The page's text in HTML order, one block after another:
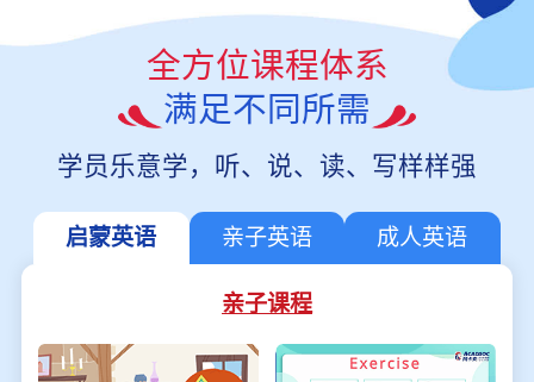
全方位课程体系
满足不同所需
学员乐意学，听、说、读、写样样强
启蒙英语 亲子英语 成人英语
亲子课程